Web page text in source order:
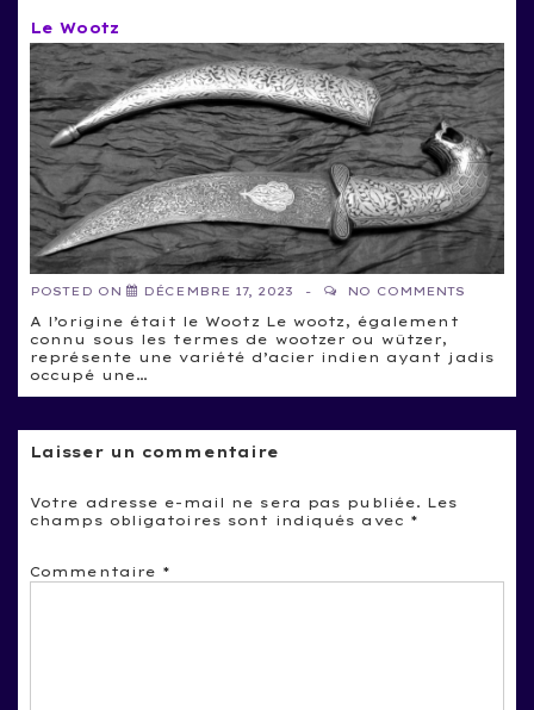
Le Wootz
POSTED ON DÉCEMBRE 17, 2023 NO COMMENTS
A l’origine était le Wootz Le wootz, également
connu sous les termes de wootzer ou wûtzer,
représente une variété d’acier indien ayant jadis
occupé une…
Laisser un commentaire
Votre adresse e-mail ne sera pas publiée. Les
champs obligatoires sont indiqués avec *
Commentaire *